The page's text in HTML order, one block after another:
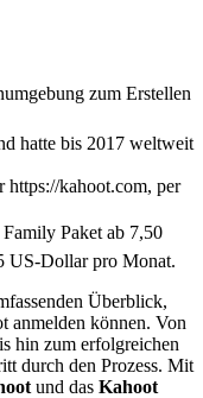
zum Erstellen
hatte bis 2017 weltweit
kahoot.com, per
Paket ab 7,50
US-Dollar pro Monat.
Überblick,
anmelden können. Von
hin zum erfolgreichen
durch den Prozess. Mit
und das Kahoot